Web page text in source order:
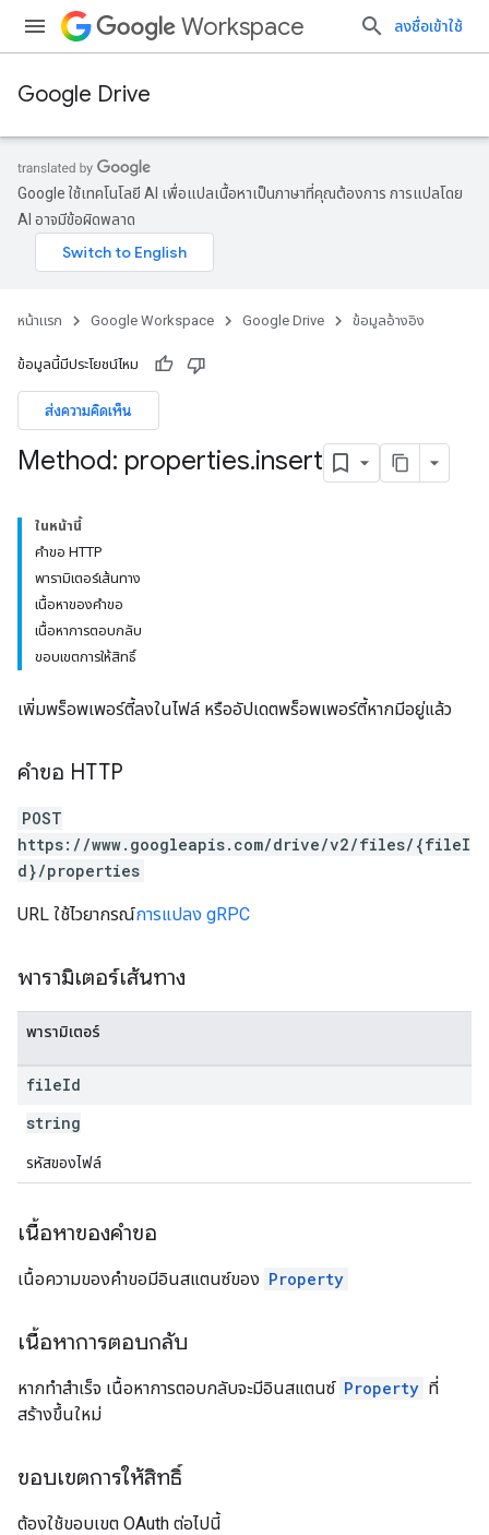
Workspace ลงชื่อเข้าใช้
Google Drive
Google ใช้เทคโนโลยี AI เพื่อแปลเนื้อหาเป็นภาษาที่คุณต้องการ การแปลโดย
AI อาจมีข้อผิดพลาด
หน้าแรก Google Workspace Google Drive ข้อมูลอ้างอิง
ข้อมูลนี้มีประโยชน์ไหม
ส่งความคิดเห็น
Method: properties.insert
ในหน้านี้
คำขอ HTTP
พารามิเตอร์เส้นทาง
เนื้อหาของคำขอ
เนื้อหาการตอบกลับ
ขอบเขตการให้สิทธิ์
เพิ่มพร็อพเพอร์ตี้ลงในไฟล์ หรืออัปเดตพร็อพเพอร์ตี้หากมีอยู่แล้ว
คำขอ HTTP
POST
https://www.googleapis.com/drive/v2/files/{fileI
d}/properties
URL ใช้ไวยากรณ์การแปลง gRPC
พารามิเตอร์เส้นทาง
พารามิเตอร์
fileId
string
รหัสของไฟล์
เนื้อหาของคำขอ
เนื้อความของคำขอมีอินสแตนซ์ของ Property
เนื้อหาการตอบกลับ
หากทำสำเร็จ เนื้อหาการตอบกลับจะมีอินสแตนซ์ Property ที่
สร้างขึ้นใหม่
ขอบเขตการให้สิทธิ์
ต้องใช้ขอบเขต OAuth ต่อไปนี้